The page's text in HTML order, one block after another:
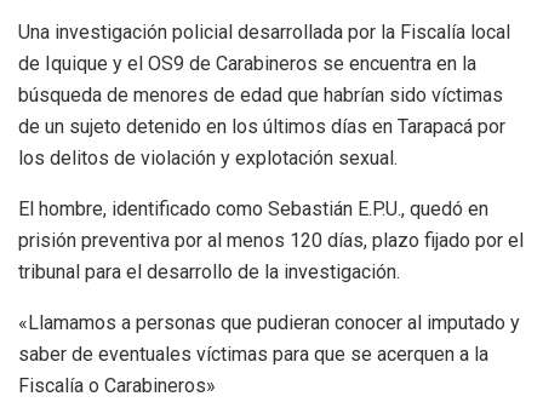
Una investigación policial desarrollada por la Fiscalía local
de Iquique y el OS9 de Carabineros se encuentra en la
búsqueda de menores de edad que habrían sido víctimas
de un sujeto detenido en los últimos días en Tarapacá por
los delitos de violación y explotación sexual.
El hombre, identificado como Sebastián E.P.U., quedó en
prisión preventiva por al menos 120 días, plazo fijado por el
tribunal para el desarrollo de la investigación.
«Llamamos a personas que pudieran conocer al imputado y
saber de eventuales víctimas para que se acerquen a la
Fiscalía o Carabineros»